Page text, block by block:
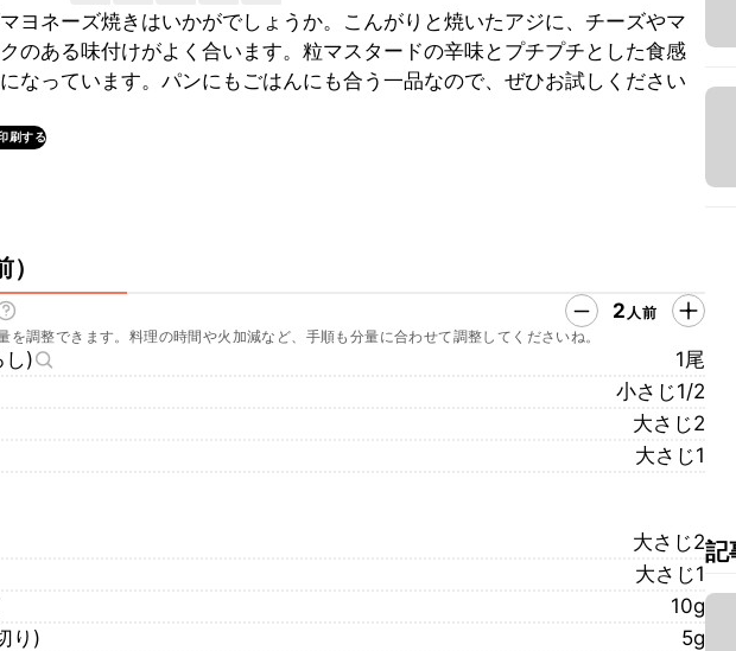
ヨネーズ焼きはいかがでしょうか。こんがりと焼いたアジに、チーズやマ
のある味付けがよく合います。粒マスタードの辛味とプチプチとした食感
なっています。パンにもごはんにも合う一品なので、ぜひお試しください
刷する
）
2 人前
を調整できます。料理の時間や火加減など、手順も分量に合わせて調整してくださいね。
し)
1尾
小さじ1/2
大さじ2
大さじ1
大さじ2
大さじ1
10g
り)
5g
記